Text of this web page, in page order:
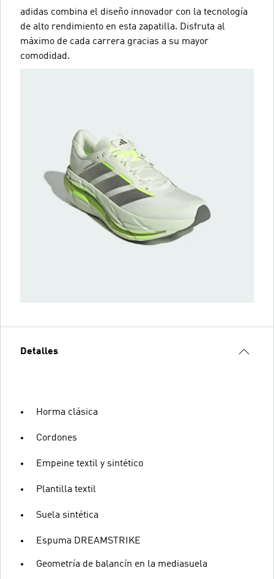
adidas combina el diseño innovador con la tecnología
de alto rendimiento en esta zapatilla. Disfruta al
máximo de cada carrera gracias a su mayor
comodidad.
Detalles
Horma clásica
Cordones
Empeine textil y sintético
Plantilla textil
Suela sintética
Espuma DREAMSTRIKE
Geometría de balancín en la mediasuela